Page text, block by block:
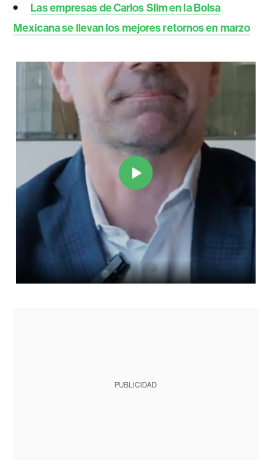
Las empresas de Carlos Slim en la Bolsa
Mexicana se llevan los mejores retornos en marzo
PUBLICIDAD